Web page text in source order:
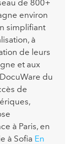
de 800+
environ
simplifiant
à
de leurs
et aux
du
de
à Paris, en
à Sofia En